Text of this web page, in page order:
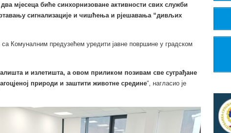
мјесеца биће синхорнизоване активности свих служби
сигнализације и чишћења и рјешавања “дивљих
Комуналним предузећем уредити јавне површине у градском
и излетишта, а овом приликом позивам све суграђане
природи и заштити животне средине“, нагласио је